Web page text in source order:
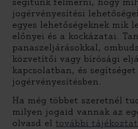
jogérvényesítési
egyes lehetőségeknek mik
előnyei és a kockázatai.
panaszeljárásokkal,
közvetítői vagy bírósági
kapcsolatban, és
jogérvényesítésben.
Ha még többet szeretnél
milyen jogaid vannak az
olvasd el további